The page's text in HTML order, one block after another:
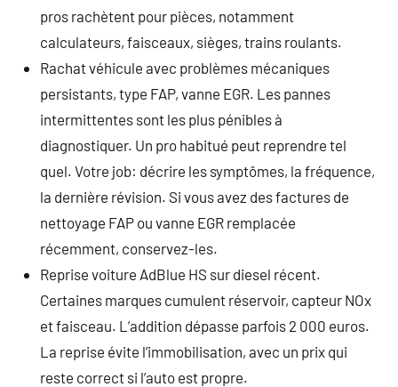
pros rachètent pour pièces, notamment
calculateurs, faisceaux, sièges, trains roulants.
Rachat véhicule avec problèmes mécaniques
persistants, type FAP, vanne EGR. Les pannes
intermittentes sont les plus pénibles à
diagnostiquer. Un pro habitué peut reprendre tel
quel. Votre job: décrire les symptômes, la fréquence,
la dernière révision. Si vous avez des factures de
nettoyage FAP ou vanne EGR remplacée
récemment, conservez-les.
Reprise voiture AdBlue HS sur diesel récent.
Certaines marques cumulent réservoir, capteur NOx
et faisceau. L’addition dépasse parfois 2 000 euros.
La reprise évite l’immobilisation, avec un prix qui
reste correct si l’auto est propre.